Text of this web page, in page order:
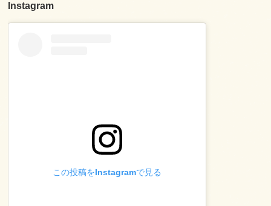
Instagram
この投稿をInstagramで見る